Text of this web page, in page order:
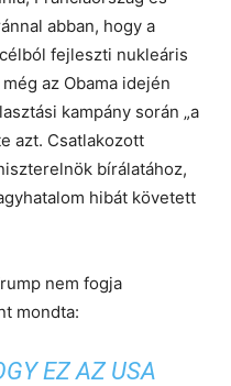
abban, hogy a
fejleszti nukleáris
az Obama idején
kampány során „a
azt. Csatlakozott
bírálatához,
hibát követett
nem fogja
mondta:
EZ AZ USA